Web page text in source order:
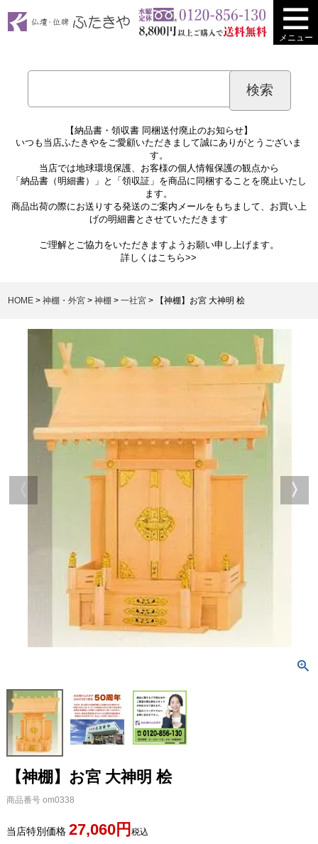
メニュー
【納品書・領収書 同梱送付廃止のお知らせ】
いつも当店ふたきやをご愛顧いただきまして誠にありがとうございま
す。
当店では地球環境保護、お客様の個人情報保護の観点から
「納品書（明細書）」と「領収証」を商品に同梱することを廃止いたし
ます。
商品出荷の際にお送りする発送のご案内メールをもちまして、お買い上
げの明細書とさせていただきます
ご理解とご協力をいただきますようお願い申し上げます。
詳しくはこちら>>
HOME 神棚・外宮 神棚 一社宮 【神棚】お宮 大神明 桧
【神棚】お宮 大神明 桧
商品番号 om0338
当店特別価格 27,060 税込